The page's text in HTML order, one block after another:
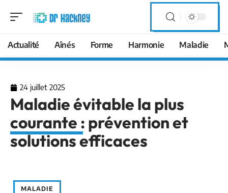
Actualité Aînés Forme Harmonie Maladie
24 juillet 2025
Maladie évitable la plus
courante : prévention et
solutions efficaces
MALADIE